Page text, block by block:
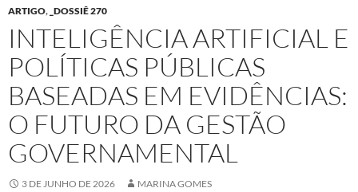
ARTIGO, _DOSSIÊ 270
INTELIGÊNCIA ARTIFICIAL E
POLÍTICAS PÚBLICAS
BASEADAS EM EVIDÊNCIAS:
O FUTURO DA GESTÃO
GOVERNAMENTAL
3 DE JUNHO DE 2026 MARINA GOMES